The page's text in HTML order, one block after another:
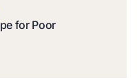
for Poor